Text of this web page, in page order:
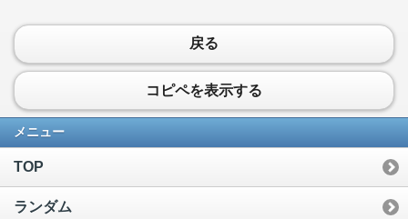
戻る
コピペを表示する
メニュー
TOP
ランダム